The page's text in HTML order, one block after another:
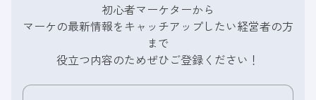
初心者マーケターから
マーケの最新情報をキャッチアップしたい経営者の方
まで
役立つ内容のためぜひご登録ください！